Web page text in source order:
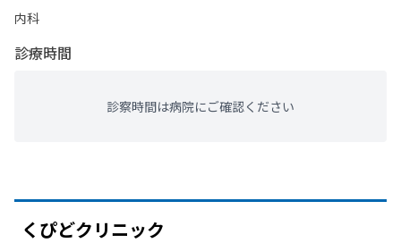
内科
診療時間
診察時間は病院にご確認ください
く ぴどクリニック